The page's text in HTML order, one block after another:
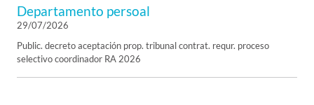
Departamento persoal
29/07/2026
Public. decreto aceptación prop. tribunal contrat. requr. proceso
selectivo coordinador RA 2026